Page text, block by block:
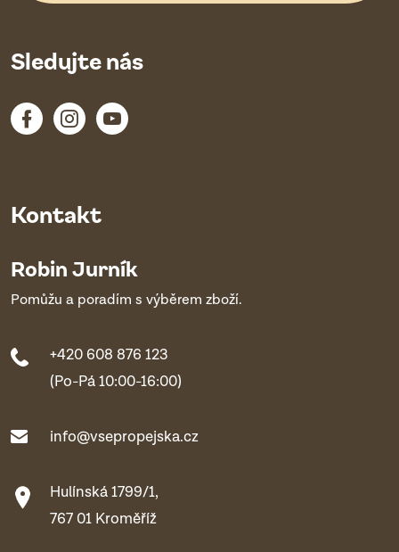
Kontakt
Robin Jurník
Pomůžu a poradím s výběrem zboží.
+420 608 876 123
(Po-Pá 10:00-16:00)
info@vsepropejska.cz
Hulínská 1799/1,
767 01 Kroměříž
Sledujte nás